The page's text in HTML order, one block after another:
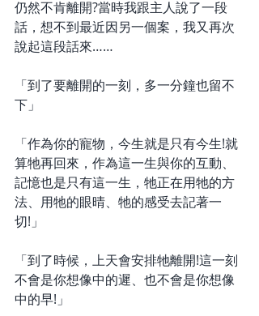
仍然不肯離開?當時我跟主人說了一段
話，想不到最近因另一個案，我又再次
說起這段話來……
「到了要離開的一刻，多一分鐘也留不
下」
「作為你的寵物，今生就是只有今生!就
算牠再回來，作為這一生與你的互動、
記憶也是只有這一生，牠正在用牠的方
法、用牠的眼晴、牠的感受去記著一
切!」
「到了時候，上天會安排牠離開!這一刻
不會是你想像中的遲、也不會是你想像
中的早!」